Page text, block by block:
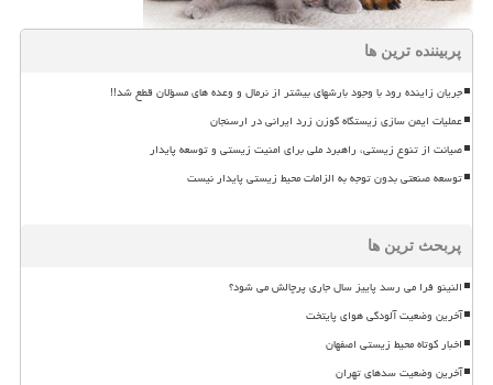
پربیننده ترین ها
جریان زاینده رود با وجود بارشهای بیشتر از نرمال و وعده های مسؤلان قطع شد!!
عملیات ایمن سازی زیستگاه گوزن زرد ایرانی در ارسنجان
صیانت از تنوع زیستی، راهبرد ملی برای امنیت زیستی و توسعه پایدار
توسعه صنعتی بدون توجه به الزامات محیط زیستی پایدار نیست
پربحث ترین ها
النینو فرا می رسد پاییز سال جاری پرچالش می شود؟
آخرین وضعیت آلودگی هوای پایتخت
اخبار کوتاه محیط زیستی اصفهان
آخرین وضعیت سدهای تهران